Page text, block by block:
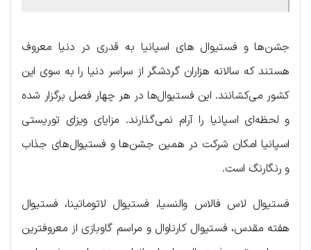
جشن‌ها و فستیوال های اسپانیا به قدری در دنیا معروف
هستند که سالانه هزاران گردشگر از سراسر دنیا را به سوی این
کشور می‌کشانند. این فستیوال‌ها در هر چهار فصل برگزار شده
و لحظه‌ای اسپانیا را آرام نمی‌گذارند. مزایای ویزای توریستی
اسپانیا امکان شرکت در همین جشن‌ها و فستیوال‌های جذاب
و رنگارنگ است.
فستیوال لاس فالاس والنسیا، فستیوال لاتوماتینا، فستیوال
هفته مقدس، فستیوال کارناوال و مراسم گاوبازی از معروفترین